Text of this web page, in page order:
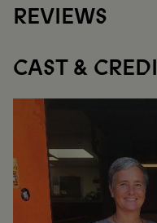
REVIEWS
CAST &